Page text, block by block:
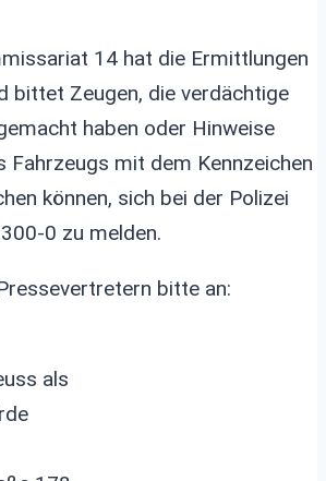
14 hat die Ermittlungen
bittet Zeugen, die verdächtige
haben oder Hinweise
Fahrzeugs mit dem Kennzeichen
können, sich bei der Polizei
0 zu melden.
bitte an:
als